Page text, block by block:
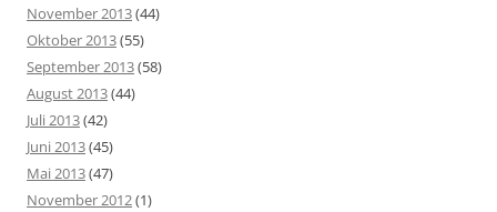
November 2013(44)
Oktober 2013(55)
September 2013(58)
August 2013(44)
Juli 2013(42)
Juni 2013(45)
Mai 2013(47)
November 2012(1)